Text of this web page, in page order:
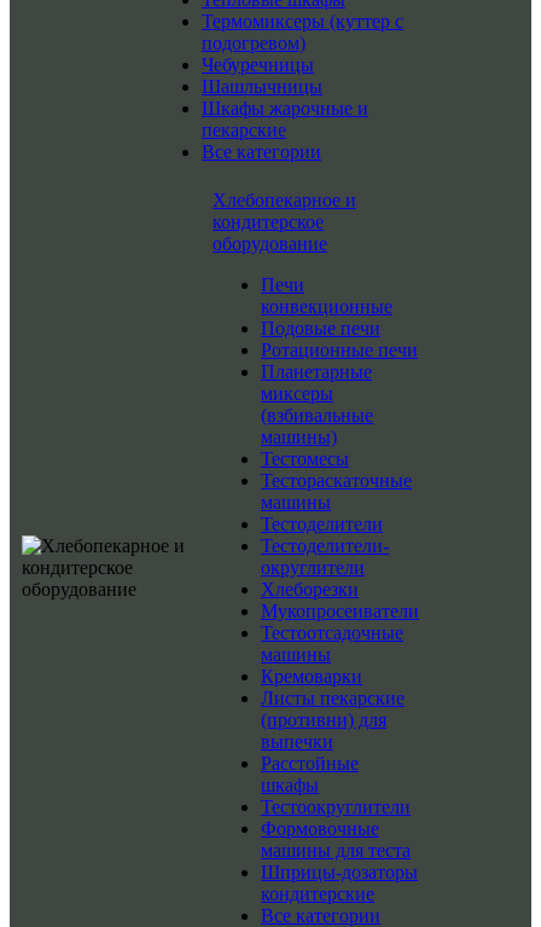
Термомиксеры (куттер с
подогревом)
Чебуречницы
Шашлычницы
Шкафы жарочные и
пекарские
Все категории
Хлебопекарное и
кондитерское
оборудование
Печи
конвекционные
Подовые печи
Ротационные печи
Планетарные
миксеры
(взбивальные
машины)
Тестомесы
Тестораскаточные
машины
Тестоделители
Тестоделители-
округлители
Хлеборезки
Мукопросеиватели
Тестоотсадочные
машины
Кремоварки
Листы пекарские
(противни) для
выпечки
Расстойные
шкафы
Тестоокруглители
Формовочные
машины для теста
Шприцы-дозаторы
кондитерские
Все категории